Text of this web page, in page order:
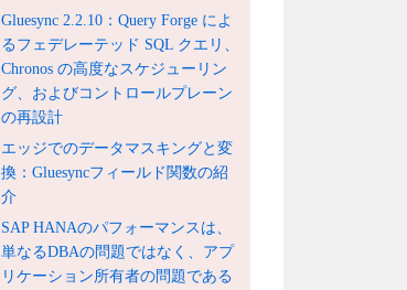
Gluesync 2.2.10：Query Forge によ
るフェデレーテッド SQL クエリ、
Chronos の高度なスケジューリン
グ、およびコントロールプレーン
の再設計
エッジでのデータマスキングと変
換：Gluesyncフィールド関数の紹
介
SAP HANAのパフォーマンスは、
単なるDBAの問題ではなく、アプ
リケーション所有者の問題である